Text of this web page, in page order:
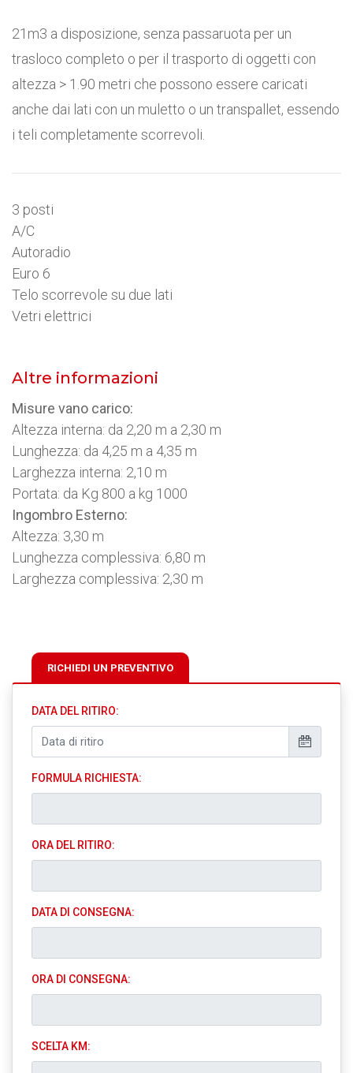
21m3 a disposizione, senza passaruota per un
trasloco completo o per il trasporto di oggetti con
altezza > 1.90 metri che possono essere caricati
anche dai lati con un muletto o un transpallet, essendo
i teli completamente scorrevoli.
3 posti
A/C
Autoradio
Euro 6
Telo scorrevole su due lati
Vetri elettrici
Altre informazioni
Misure vano carico:
Altezza interna: da 2,20 m a 2,30 m
Lunghezza: da 4,25 m a 4,35 m
Larghezza interna: 2,10 m
Portata: da Kg 800 a kg 1000
Ingombro Esterno:
Altezza: 3,30 m
Lunghezza complessiva: 6,80 m
Larghezza complessiva: 2,30 m
RICHIEDI UN PREVENTIVO
DATA DEL RITIRO:
FORMULA RICHIESTA:
ORA DEL RITIRO:
DATA DI CONSEGNA:
ORA DI CONSEGNA:
SCELTA KM: